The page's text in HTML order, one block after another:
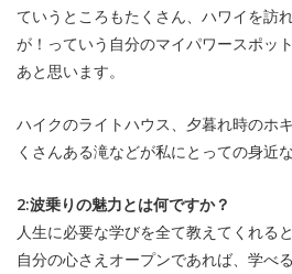
ていうところもたくさん、ハワイを訪
が！っていう自分のマイパワースポッ
あと思います。
ハイクのライトハウス、夕暮れ時のホ
くさんある滝などが私にとっての身近
2:波乗りの魅力とは何ですか？
人生に必要な学びを全て教えてくれると
自分の心さえオープンであれば、学べ